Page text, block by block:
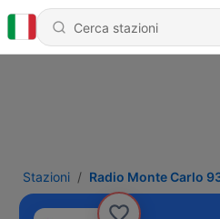
Stazioni Radio Monte Carlo